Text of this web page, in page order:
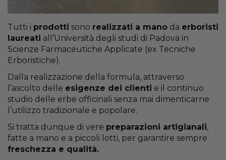
Tutti i prodotti sono realizzati a mano da erboristi
laureati all’Università degli studi di Padova in
Scienze Farmaceutiche Applicate (ex Tecniche
Erboristiche).
Dalla realizzazione della formula, attraverso
l’ascolto delle esigenze dei clienti e il continuo
studio delle erbe officinali senza mai dimenticarne
l’utilizzo tradizionale e popolare.
Si tratta dunque di vere preparazioni artigianali,
fatte a mano e a piccoli lotti, per garantire sempre
freschezza e qualità.